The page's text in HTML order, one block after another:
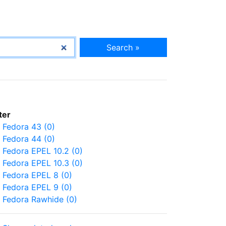
Search »
Fedora 43 (0)
Fedora 44 (0)
Fedora EPEL 10.2 (0)
Fedora EPEL 10.3 (0)
Fedora EPEL 8 (0)
Fedora EPEL 9 (0)
Fedora Rawhide (0)